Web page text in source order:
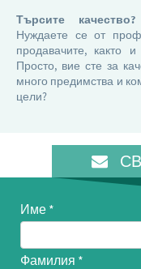
Търсите
Нуждаете се от
продавачите, както
Просто, вие сте за
много предимства и
цели?
Име
Фамилия